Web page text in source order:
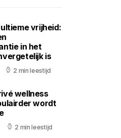
vrijheid:
in het
is
2 min leestijd
wellness
wordt
2 min leestijd